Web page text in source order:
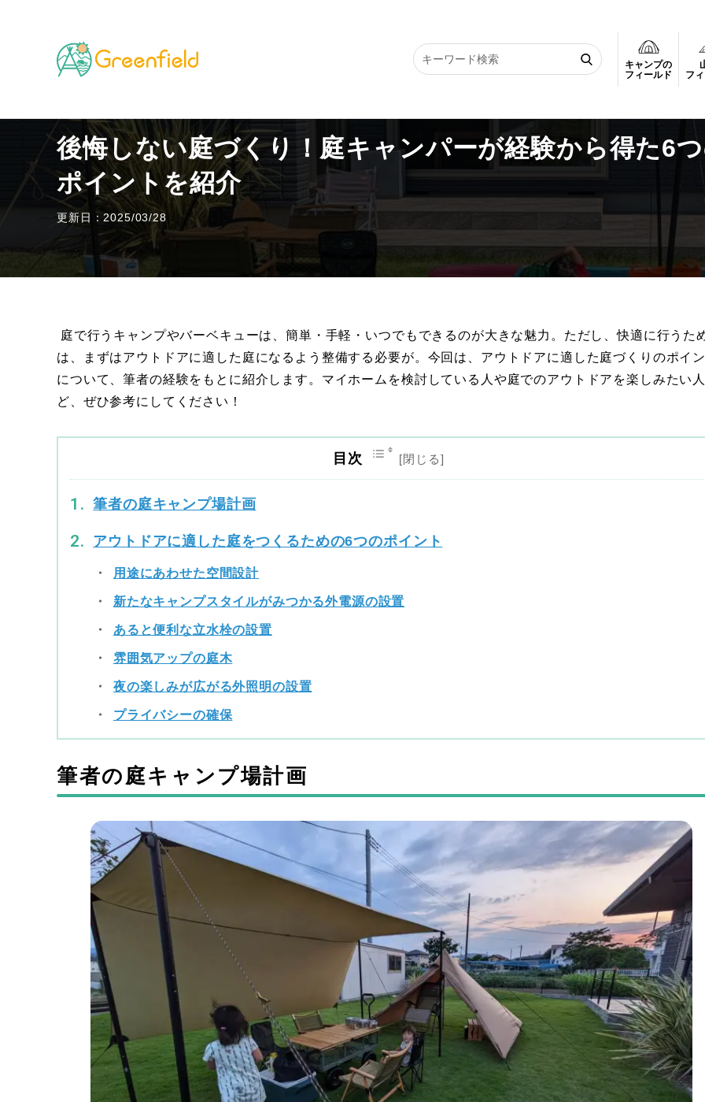
キャンプの
フィールド
フ
TOP キャンプのフィールド 後悔しない庭づくり！庭キャンパーが経験から得た6つのポイントを紹介
後悔しない庭づくり！庭キャンパーが経験から得た6
ポイントを紹介
更新日：2025/03/28
庭で行うキャンプやバーベキューは、簡単・手軽・いつでもできるのが大きな魅力。ただし、快適に行うた
は、まずはアウトドアに適した庭になるよう整備する必要が。今回は、アウトドアに適した庭づくりのポイ
について、筆者の経験をもとに紹介します。マイホームを検討している人や庭でのアウトドアを楽しみたい
ど、ぜひ参考にしてください！
目次
筆者の庭キャンプ場計画
アウトドアに適した庭をつくるための6つのポイント
用途にあわせた空間設計
新たなキャンプスタイルがみつかる外電源の設置
あると便利な立水栓の設置
雰囲気アップの庭木
夜の楽しみが広がる外照明の設置
プライバシーの確保
筆者の庭キャンプ場計画